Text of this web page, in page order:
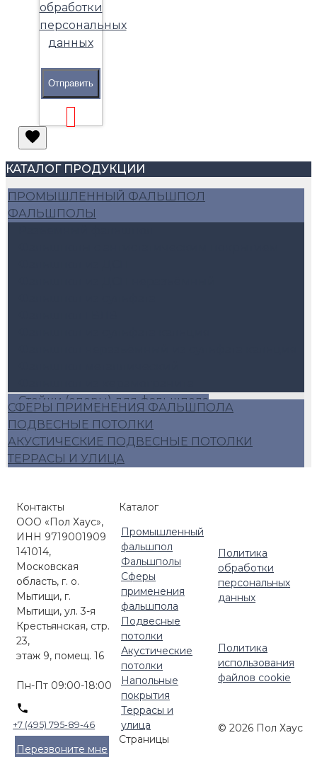
обработки
персональных
данных
Отправить
КАТАЛОГ ПРОДУКЦИИ
ПРОМЫШЛЕННЫЙ ФАЛЬШПОЛ
ФАЛЬШПОЛЫ
Стойки (опоры) для фальшпола
Стойки фальшпола K&R Design
Стойки фальшпола ECSO
Стойки фальшпола Lindner
Аксессуары для фальшпола
Плиты фальшопола 600*600
Люки для фальшпола
Фальшпол Россия
СФЕРЫ ПРИМЕНЕНИЯ ФАЛЬШПОЛА
ПОДВЕСНЫЕ ПОТОЛКИ
АКУСТИЧЕСКИЕ ПОДВЕСНЫЕ ПОТОЛКИ
ТЕРРАСЫ И УЛИЦА
Контакты
ООО «Пол Хаус»,
ИНН 9719001909
141014,
Московская
область, г. о.
Мытищи, г.
Мытищи, ул. 3-я
Крестьянская, стр.
23,
этаж 9, помещ. 16
Пн-Пт 09:00-18:00
+7 (495) 795-89-46
Перезвоните мне
Каталог
Промышленный
фальшпол
Фальшполы
Сферы
применения
фальшпола
Подвесные
потолки
Акустические
потолки
Напольные
покрытия
Террасы и
улица
Страницы
Политика
обработки
персональных
данных
Политика
использования
файлов cookie
© 2026 Пол Хаус